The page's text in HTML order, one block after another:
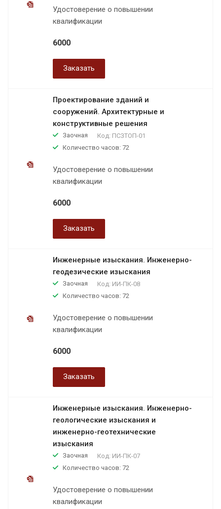
Удостоверение о повышении
квалификации
6000
Заказать
Проектирование зданий и
сооружений. Архитектурные и
конструктивные решения
Заочная Код: ПСЗТОП-01
Количество часов: 72
Удостоверение о повышении
квалификации
6000
Заказать
Инженерные изыскания. Инженерно-
геодезические изыскания
Заочная Код: ИИ-ПК-08
Количество часов: 72
Удостоверение о повышении
квалификации
6000
Заказать
Инженерные изыскания. Инженерно-
геологические изыскания и
инженерно-геотехнические
изыскания
Заочная Код: ИИ-ПК-07
Количество часов: 72
Удостоверение о повышении
квалификации